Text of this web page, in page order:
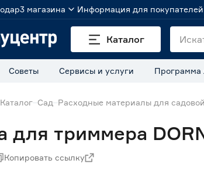
3 магазина Информация для покупателей
Каталог
Советы Сервисы и услуги Программа
Каталог Сад Расходные материалы для
для триммера
Копировать ссылку